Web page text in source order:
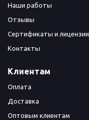
Наши работы
Отзывы
Сертификаты и лицензии
Контакты
Клиентам
Оплата
Доставка
Оптовым клиентам